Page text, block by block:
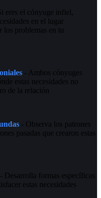
eres el cónyuge infiel,
en el lugar
los problemas en tu
- Ambos cónyuges
estas necesidades no
de la relación
- Observa los patrones
pasadas que crearon estas
- Desarrolla formas específicas
estas necesidades